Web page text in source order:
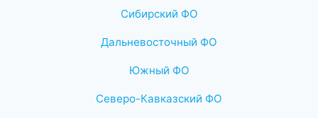
Сибирский ФО
Дальневосточный ФО
Южный ФО
Северо-Кавказский ФО